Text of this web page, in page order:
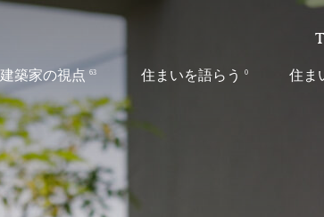
建築家の視点 63 住まいを語らう 0 住ま